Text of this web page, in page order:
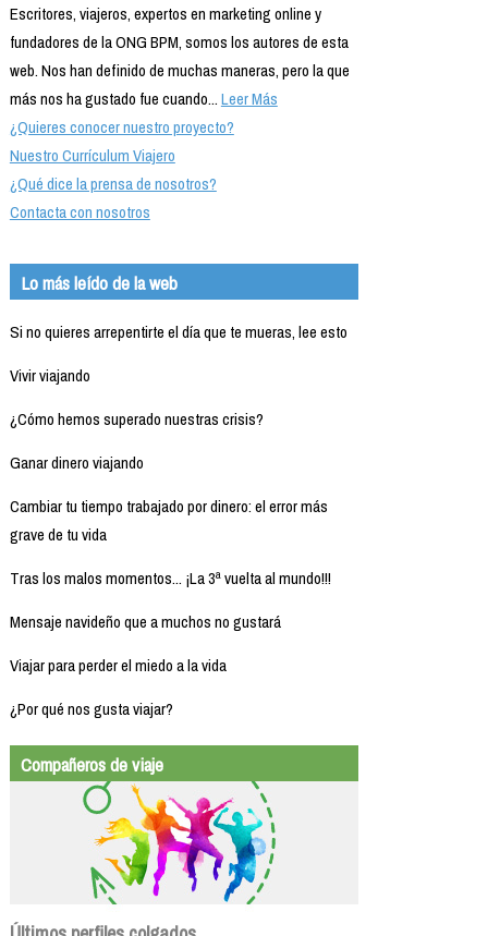
Escritores, viajeros, expertos en marketing online y
fundadores de la ONG BPM, somos los autores de esta
web. Nos han definido de muchas maneras, pero la que
más nos ha gustado fue cuando...Leer Más
¿Quieres conocer nuestro proyecto?
Nuestro Currículum Viajero
¿Qué dice la prensa de nosotros?
Contacta con nosotros
Lo más leído de la web
Si no quieres arrepentirte el día que te mueras, lee esto
Vivir viajando
¿Cómo hemos superado nuestras crisis?
Ganar dinero viajando
Cambiar tu tiempo trabajado por dinero: el error más
grave de tu vida
Tras los malos momentos... ¡La 3ª vuelta al mundo!!!
Mensaje navideño que a muchos no gustará
Viajar para perder el miedo a la vida
¿Por qué nos gusta viajar?
Compañeros de viaje